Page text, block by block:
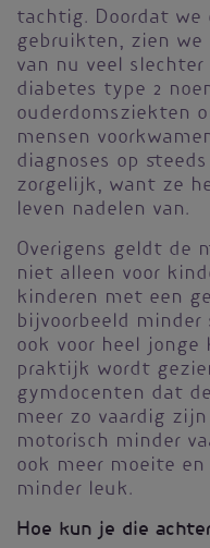
tachtig. Doordat we
gebruikten, zien
van nu veel slechter
diabetes type 2
ouderdomsziekten
mensen
diagnoses op
zorgelijk, want ze
leven nadelen van.
Overigens geldt de
niet alleen voor
kinderen met een
bijvoorbeeld
ook voor heel jonge
praktijk wordt
gymdocenten dat
meer zo vaardig
motorisch minder
ook meer moeite
minder leuk.
Hoe kun je die